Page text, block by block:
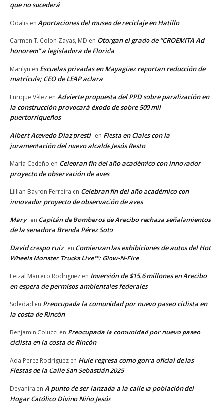
que no sucederá
Odalis en Aportaciones del museo de reciclaje en Hatillo
Carmen T. Colon Zayas, MD en Otorgan el grado de “CROEMITA Ad
honorem” a legisladora de Florida
Marilyn en Escuelas privadas en Mayagüez reportan reducción de
matrícula; CEO de LEAP aclara
Enrique Vélez en Advierte propuesta del PPD sobre paralización en
la construcción provocará éxodo de sobre 500 mil
puertorriqueños
Albert Acevedo Díaz presti en Fiesta en Ciales con la
juramentación del nuevo alcalde Jesús Resto
María Cedeño en Celebran fin del año académico con innovador
proyecto de observación de aves
Lillian Bayron Ferreira en Celebran fin del año académico con
innovador proyecto de observación de aves
Mary en Capitán de Bomberos de Arecibo rechaza señalamientos
de la senadora Brenda Pérez Soto
David crespo ruiz en Comienzan las exhibiciones de autos del Hot
Wheels Monster Trucks Live™: Glow-N-Fire
Feizal Marrero Rodriguez en Inversión de $15.6 millones en Arecibo
en espera de permisos ambientales federales
Soledad en Preocupada la comunidad por nuevo paseo ciclista en
la costa de Rincón
Benjamin Colucci en Preocupada la comunidad por nuevo paseo
ciclista en la costa de Rincón
Ada Pérez Rodríguez en Hule regresa como gorra oficial de las
Fiestas de la Calle San Sebastián 2025
Deyanira en A punto de ser lanzada a la calle la población del
Hogar Católico Divino Niño Jesús